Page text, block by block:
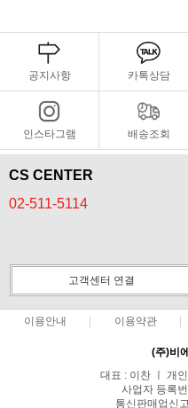
공지사항 카톡상담
인스타그램 배송조회
CS CENTER
02-511-5114
고객센터 연결
이용안내 이용약관
(주)비
대표 : 이찬 ㅣ 개
사업자 등록
통신판매업신